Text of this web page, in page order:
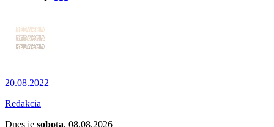
20.08.2022
Redakcia
Dnes je sobota, 08.08.2026